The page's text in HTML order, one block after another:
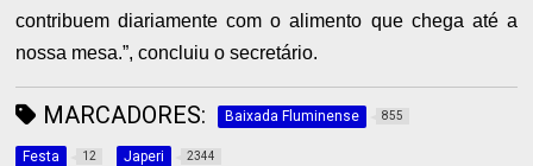
contribuem diariamente com o alimento que chega até a
nossa mesa.”, concluiu o secretário.
MARCADORES: Baixada Fluminense 855
Festa 12 Japeri 2344